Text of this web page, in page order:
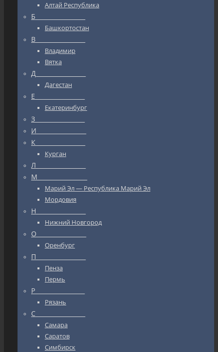
Алтай Республика
Б_________________
Башкортостан
В_________________
Владимир
Вятка
Д_________________
Дагестан
Е_________________
Екатеринбург
З_________________
И_________________
К_________________
Курган
Л_________________
М_________________
Марий Эл — Республика Марий Эл
Мордовия
Н_________________
Нижний Новгород
О_________________
Оренбург
П_________________
Пенза
Пермь
Р_________________
Рязань
С_________________
Самара
Саратов
Симбирск